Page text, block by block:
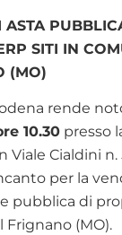
ASTA
SITI IN
(MO)
rende
10.30 presso
Viale Cialdini
per la
pubblica di
Frignano (MO).